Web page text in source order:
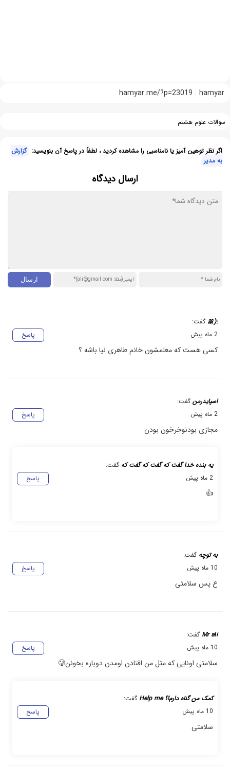
hamyar
hamyar.me/?p=23019
سوالات علوم هشتم
اگر نظر توهین آمیز یا نامناسبی را مشاهده کردید ، لطفاً در پاسخ آن بنویسید: گزارش
به مدیر
ارسال دیدگاه
:(🎀 گفت:
پاسخ
2 ماه پیش
کسی هست که معلمشون خانم طاهری نیا باشه ؟
اسپایدرمن گفت:
پاسخ
2 ماه پیش
مجازی بودنو‌خرخون بودن
یه بنده خدا گفت که گفت که گفت که گفت:
پاسخ
2 ماه پیش
👍
به توچه گفت:
پاسخ
10 ماه پیش
ع پس سلامتی
Mr ałi گفت:
پاسخ
10 ماه پیش
سلامتی اونایی که مثل من افتادن اومدن دوباره بخونن🥲
کمک من گناه دارم!؟ Help me
گفت:
پاسخ
10 ماه پیش
سلامتی